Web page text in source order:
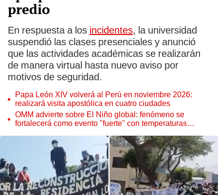
predio
En respuesta a los incidentes, la universidad
suspendió las clases presenciales y anunció
que las actividades académicas se realizarán
de manera virtual hasta nuevo aviso por
motivos de seguridad.
Papa León XIV volverá al Perú en noviembre 2026:
realizará visita apostólica en cuatro ciudades
OMM advierte sobre El Niño global: fenómeno se
fortalecerá como evento "fuerte" con temperaturas